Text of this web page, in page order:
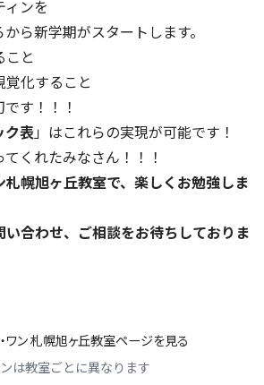
ンを
ら新学期がスタートします。
と
化すること
す！！！
ク表」はこれらの実現が可能です！
くれたみなさん！！！
幌旭ヶ丘教室で、楽しくお勉強しま
合わせ、ご相談をお待ちしておりま
ワン 札幌旭ヶ丘教室ページを見る
は教室ごとに異なります